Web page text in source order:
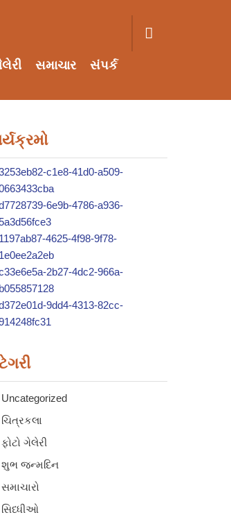
સમાચાર સંપર્ક
Uncategorized
ચિત્રકલા
ફોટો ગેલેરી
શુભ જન્મદિન
સમાચારો
સિધ્ધીઓ